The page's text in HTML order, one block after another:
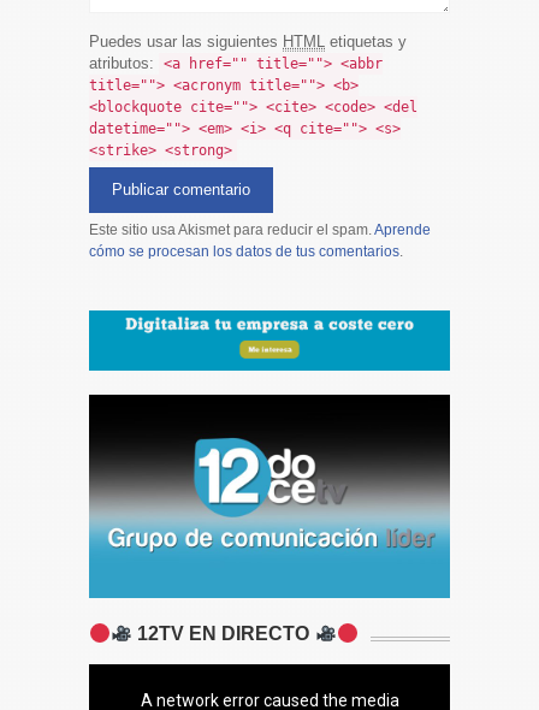
Puedes usar las siguientes HTML etiquetas y
atributos:
<a href="" title=""> <abbr
title=""> <acronym title=""> <b>
<blockquote cite=""> <cite> <code> <del
datetime=""> <em> <i> <q cite=""> <s>
<strike> <strong>
Este sitio usa Akismet para reducir el spam.Aprende
cómo se procesan los datos de tus comentarios.
12TV EN DIRECTO
A network error caused the media